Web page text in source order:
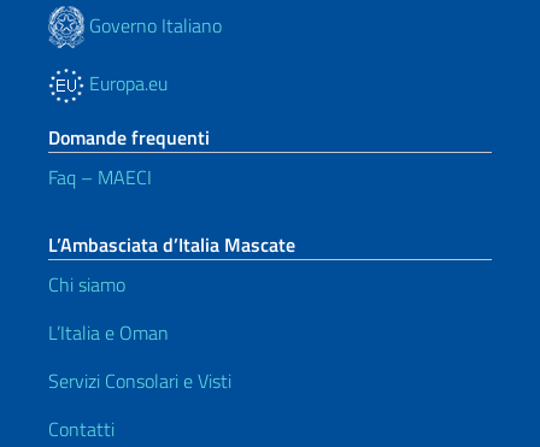
Governo Italiano
Europa.eu
Domande frequenti
Faq – MAECI
L’Ambasciata d’Italia Mascate
Chi siamo
L’Italia e Oman
Servizi Consolari e Visti
Contatti